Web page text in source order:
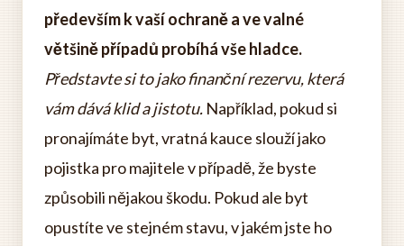
především k vaší ochraně a ve valné
většině případů probíhá vše hladce.
Představte si to jako finanční rezervu, která
vám dává klid a jistotu. Například, pokud si
pronajímáte byt, vratná kauce slouží jako
pojistka pro majitele v případě, že byste
způsobili nějakou škodu. Pokud ale byt
opustíte ve stejném stavu, v jakém jste ho